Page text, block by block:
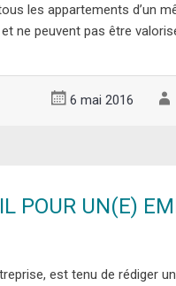
les appartements d’un
ne peuvent pas être
6 mai 2016
POUR UN(E)
est tenu de rédiger